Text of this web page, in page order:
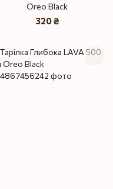
Oreo Black
320 ₴